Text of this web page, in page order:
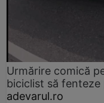
Urmărire comică
biciclist să fenteze
adevarul.ro